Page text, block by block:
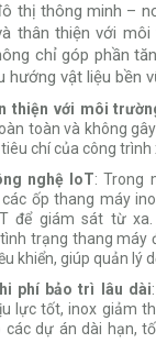
thị thông minh –
thân thiện với
chỉ góp phần
hướng vật liệu bền
thiện với môi
toàn và không
chí của công trình
nghệ IoT: Trong
ốp thang máy
để giám sát từ xa.
trạng thang máy
khiển, giúp quản lý
phí bảo trì lâu dài
lực tốt, inox giảm
các dự án dài hạn,